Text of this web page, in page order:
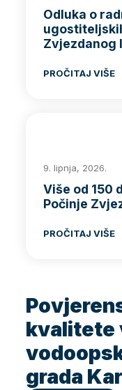
Odluka o
Zvjezdanog
PROČITAJ VIŠE
9. lipnja, 2026.
Više od 150
Počinje
PROČITAJ VIŠE
kvalitete
grada